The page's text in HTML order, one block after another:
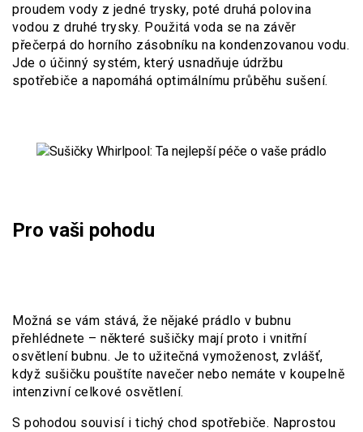
proudem vody z jedné trysky, poté druhá polovina
vodou z druhé trysky. Použitá voda se na závěr
přečerpá do horního zásobníku na kondenzovanou vodu.
Jde o účinný systém, který usnadňuje údržbu
spotřebiče a napomáhá optimálnímu průběhu sušení.
Pro vaši pohodu
Možná se vám stává, že nějaké prádlo v bubnu
přehlédnete – některé sušičky mají proto i vnitřní
osvětlení bubnu. Je to užitečná vymoženost, zvlášť,
když sušičku pouštíte navečer nebo nemáte v koupelně
intenzivní celkové osvětlení.
S pohodou souvisí i tichý chod spotřebiče. Naprostou